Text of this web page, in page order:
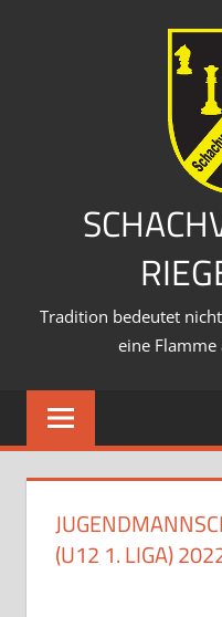
Tradition bedeutet
eine
(U12 1. LIGA)